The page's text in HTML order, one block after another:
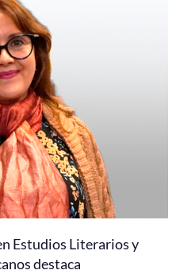
Estudios Literarios y
destaca